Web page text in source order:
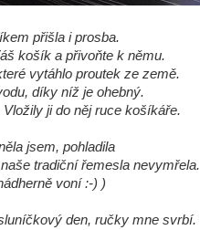
přišla i prosba.
košík a přivoňte k němu.
vytáhlo proutek ze země.
díky níž je ohebný.
Vložily ji do něj ruce košíkáře.
jsem, pohladila
tradiční řemesla nevymřela.
voní :-) )
den, ručky mne svrbí.